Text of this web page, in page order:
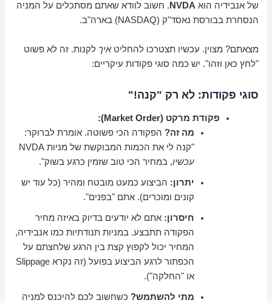
של אנבידיה הואNVDA. חשוב לוודא שאתם מסתכלים על המניה
הנסחרת בבורסת נאסד"ק (NASDAQ) בארה"ב.
מצאתם? מצוין. עכשיו תצטרכו להחליטאיך לקנות. זה לא פשוט
"לחץ כאן וזהו". יש כמה סוגי פקודות עיקריים:
סוגי פקודות: לא רק "קנה!"
פקודת מרקט (Market Order):
מה זה? הפקודה הכי פשוטה. אומרת לברוקר:
"קנה לי את הכמות המבוקשת של מניות NVDA
עכשיו, במחיר הכי טוב שזמין כרגע בשוק".
יתרון: הביצוע כמעט מובטח ומהיר (כל עוד יש
קונים ומוכרים). אתם "בפנים".
חיסרון: אתם לא יודעים בדיוק באיזה מחיר
הפקודה תתבצע. במניות תנודתיות כמו אנבידיה,
המחיר יכול לקפוץ קצת בין הרגע שלחצתם על
הכפתור לרגע הביצוע בפועל (זה נקרא Slippage
או "החלקה").
מתי להשתמש? כשחשוב לכם להיכנס למניה